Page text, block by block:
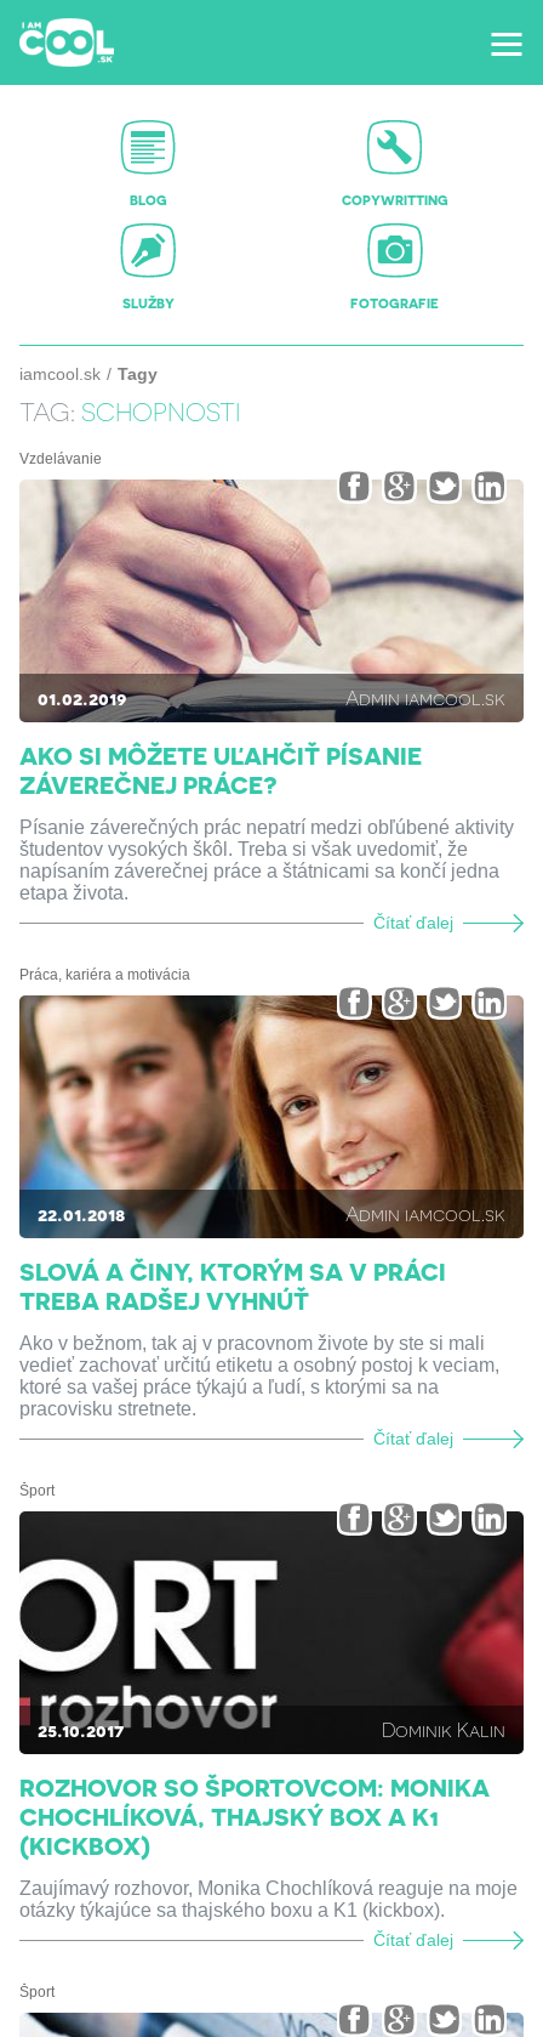
BLOG COPYWRITTING
SLUŽBY FOTOGRAFIE
iamcool.sk Tagy
TAG: SCHOPNOSTI
Vzdelávanie
01.02.2019 Admin iamcool.sk
AKO SI MÔŽETE UĽAHČIŤ PÍSANIE
ZÁVEREČNEJ PRÁCE?
Písanie záverečných prác nepatrí medzi obľúbené aktivity
študentov vysokých škôl. Treba si však uvedomiť, že
napísaním záverečnej práce a štátnicami sa končí jedna
etapa života.
Čítať ďalej
Práca, kariéra a motivácia
22.01.2018 Admin iamcool.sk
SLOVÁ A ČINY, KTORÝM SA V PRÁCI
TREBA RADŠEJ VYHNÚŤ
Ako v bežnom, tak aj v pracovnom živote by ste si mali
vedieť zachovať určitú etiketu a osobný postoj k veciam,
ktoré sa vašej práce týkajú a ľudí, s ktorými sa na
pracovisku stretnete.
Čítať ďalej
Šport
25.10.2017 Dominik Kalin
ROZHOVOR SO ŠPORTOVCOM: MONIKA
CHOCHLÍKOVÁ, THAJSKÝ BOX A K1
(KICKBOX)
Zaujímavý rozhovor, Monika Chochlíková reaguje na moje
otázky týkajúce sa thajského boxu a K1 (kickbox).
Čítať ďalej
Šport